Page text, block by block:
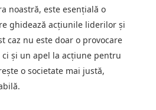
noastră, este esențială o
ghidează acțiunile liderilor și
caz nu este doar o provocare
și un apel la acțiune pentru
o societate mai justă,